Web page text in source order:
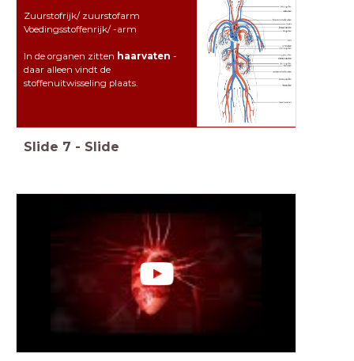
Zuurstofrijk/ zuurstofarm
Voedingsstoffenrijk/ -arm
In de organen zitten haarvaten -
daar alleen vindt de
stoffenuitwisseling plaats.
Slide 7 - Slide